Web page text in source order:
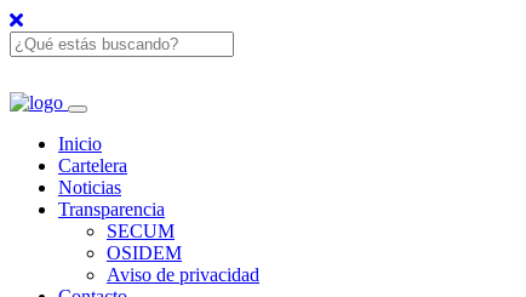
Inicio
Cartelera
Noticias
Transparencia
SECUM
OSIDEM
Aviso de privacidad